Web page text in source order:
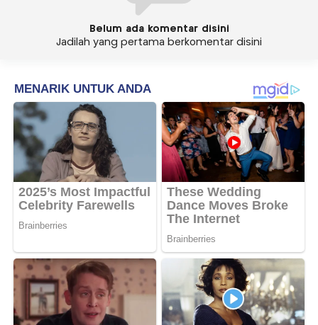
Belum ada komentar disini
Jadilah yang pertama berkomentar disini